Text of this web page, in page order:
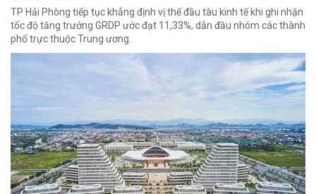
TP Hải Phòng tiếp tục khẳng định vị thế đầu tàu kinh tế khi ghi nhận
tốc độ tăng trưởng GRDP ước đạt 11,33%, dẫn đầu nhóm các thành
phố trực thuộc Trung ương.